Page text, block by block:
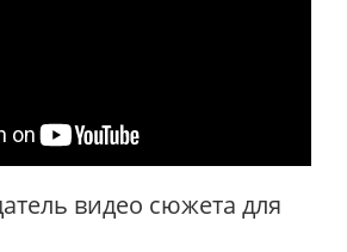
видео сюжета для